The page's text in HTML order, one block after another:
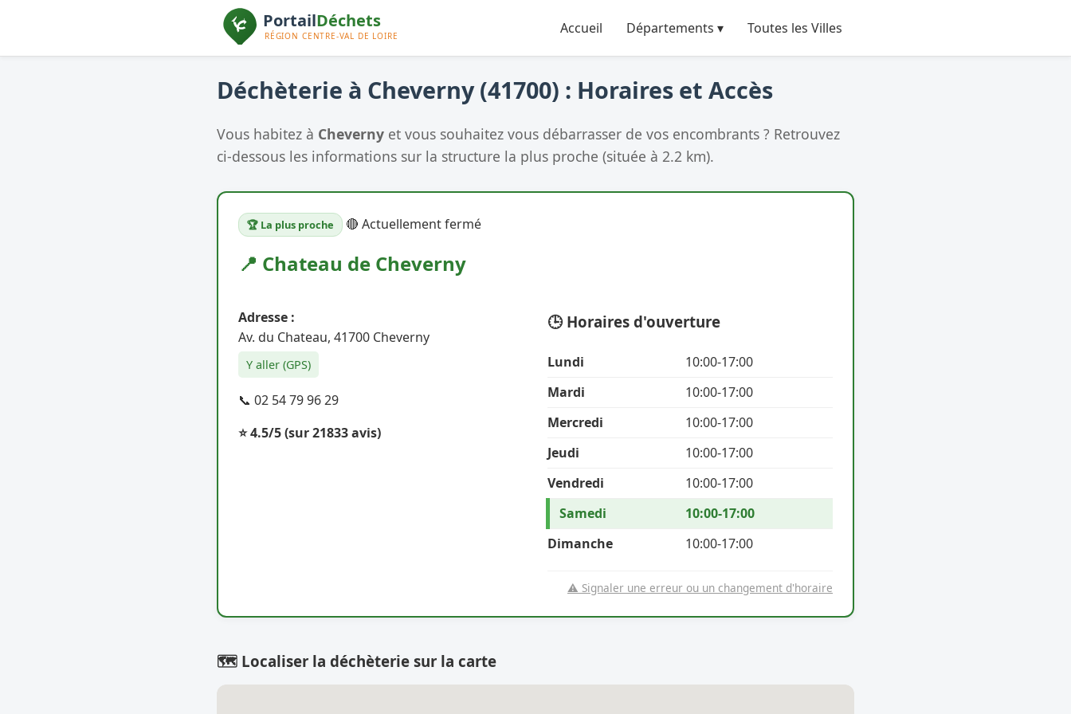
Accueil Départements ▾ Toutes les Villes
Déchèterie à Cheverny (41700) : Horaires et Accès
Vous habitez à Cheverny et vous souhaitez vous débarrasser de vos encombrants ? Retrouvez
ci-dessous les informations sur la structure la plus proche (située à 2.2 km).
🏆 La plus proche 🔴 Actuellement fermé
📍 Chateau de Cheverny
Adresse :
Av. du Chateau, 41700 Cheverny
Y aller (GPS)
📞 02 54 79 96 29
⭐ 4.5/5(sur 21833 avis)
🕒 Horaires d'ouverture
Lundi
10:00-17:00
Mardi
10:00-17:00
Mercredi
10:00-17:00
Jeudi
10:00-17:00
Vendredi
10:00-17:00
Samedi
10:00-17:00
Dimanche
10:00-17:00
⚠️ Signaler une erreur ou un changement d'horaire
🗺️ Localiser la déchèterie sur la carte